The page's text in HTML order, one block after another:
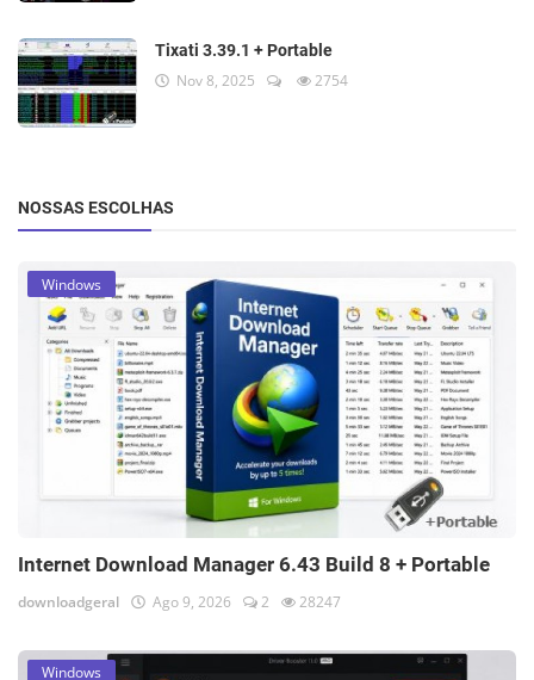
Tixati 3.39.1 + Portable
Nov 8, 2025 2754
NOSSAS ESCOLHAS
Windows
Internet Download Manager 6.43 Build 8 + Portable
downloadgeral Ago 9, 2026 2 28247
Windows